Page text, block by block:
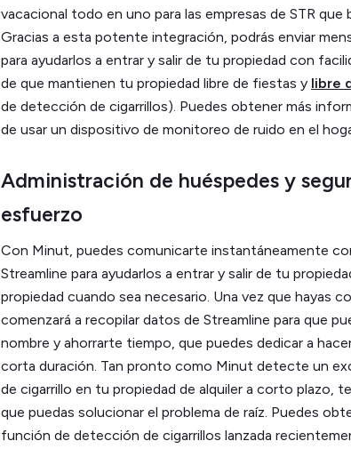
vacacional todo en uno para las empresas de STR
Gracias a esta potente integración, podrás enviar
para ayudarlos a entrar y salir de tu propiedad con
de que mantienen tu propiedad libre de fiestas y libre
de detección de cigarrillos). Puedes obtener más
de usar un dispositivo de monitoreo de ruido en el
Administración de huéspedes y
esfuerzo
Con Minut, puedes comunicarte instantáneamente
Streamline para ayudarlos a entrar y salir de tu
propiedad cuando sea necesario. Una vez que hayas
comenzará a recopilar datos de Streamline para que
nombre y ahorrarte tiempo, que puedes dedicar a
corta duración. Tan pronto como Minut detecte un
de cigarrillo en tu propiedad de alquiler a corto plazo,
que puedas solucionar el problema de raíz. Puedes
función de detección de cigarrillos lanzada